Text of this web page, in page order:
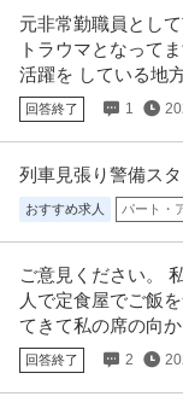
試験を担当／年間休
新着 正社員 未経験OK
年収450万円〜550万
日本消防検定協会 【調
などの検定試験を担当／
介護職／介護老人保
賞与あり／休日123
国家公務員共済組合連
月給24.6万円〜33.3
★生活も大事。収入も大
合会介護老人保健施設ケ
提供：国
元非常勤職員とし
トラウマとなって
活躍を している地
回答終了 1
列車見張り警備ス
おすすめ求人 パート・
ご意見ください。
人で定食屋でご飯
てきて私の席の向
回答終了 2